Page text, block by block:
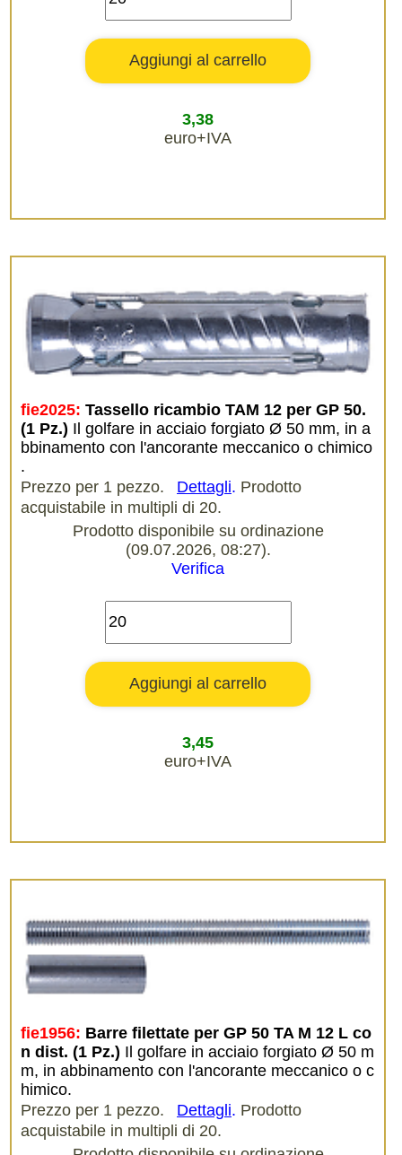
3,38
euro+IVA
fie2025: Tassello ricambio TAM 12 per GP 50.
(1 Pz.) Il golfare in acciaio forgiato Ø 50 mm, in a
bbinamento con l'ancorante meccanico o chimico
.
Prezzo per 1 pezzo.
Dettagli. Prodotto
acquistabile in multipli di 20.
Prodotto disponibile su ordinazione
(09.07.2026, 08:27).
Verifica
3,45
euro+IVA
fie1956: Barre filettate per GP 50 TA M 12 L co
n dist. (1 Pz.) Il golfare in acciaio forgiato Ø 50 m
m, in abbinamento con l'ancorante meccanico o c
himico.
Prezzo per 1 pezzo.
Dettagli. Prodotto
acquistabile in multipli di 20.